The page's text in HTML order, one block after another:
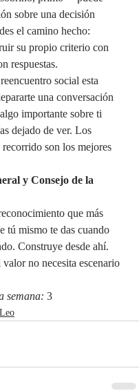
sobre una decisión
el camino hecho:
su propio criterio con
respuestas.
social esta
una conversación
importante sobre ti
dejado de ver. Los
son los mejores
y Consejo de la
que más
tú mismo te das cuando
Construye desde ahí.
no necesita escenario
semana: 3